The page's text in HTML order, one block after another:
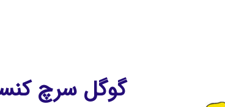
گوگل سرچ